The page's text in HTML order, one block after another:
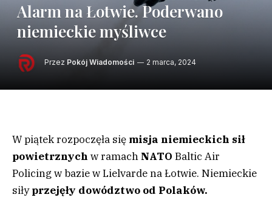
Alarm na Łotwie. Poderwano
niemieckie myśliwce
Przez Pokój Wiadomości 2 marca, 2024
W piątek rozpoczęła się misja niemieckich sił
powietrznych w ramach NATO Baltic Air
Policing w bazie w Lielvarde na Łotwie. Niemieckie
siłyprzejęły dowództwo od Polaków.